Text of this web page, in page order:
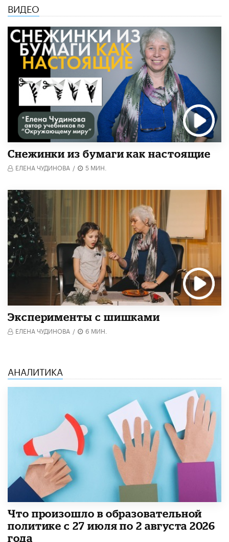
ВИДЕО
Снежинки из бумаги как настоящие
ЕЛЕНА ЧУДИНОВА / 5 МИН.
Эксперименты с шишками
ЕЛЕНА ЧУДИНОВА / 6 МИН.
АНАЛИТИКА
​Что произошло в образовательной
политике с 27 июля по 2 августа 2026
года